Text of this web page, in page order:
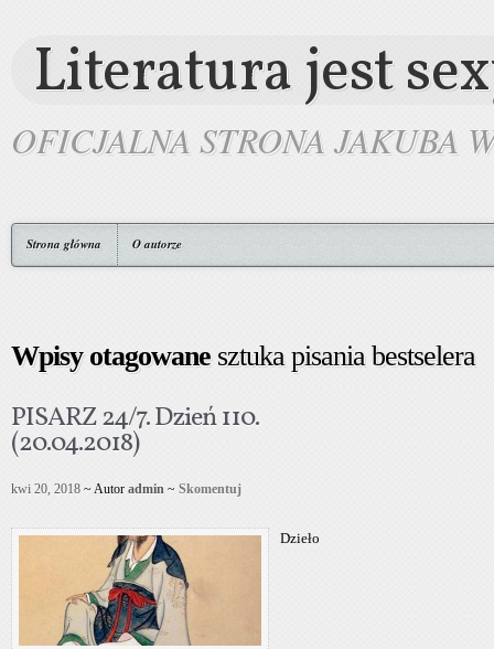
Literatura jest
OFICJALNA STRONA JAKUBA
Strona główna O autorze
Wpisy otagowanesztuka pisania bestselera
PISARZ 24/7. Dzień 110.
(20.04.2018)
kwi 20, 2018 ~ Autor admin ~ Skomentuj
Dzieło